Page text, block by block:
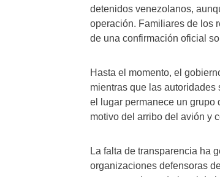
detenidos venezolanos,
operación. Familiares de los
de una confirmación oficial
Hasta el momento, el
mientras que las
el lugar permanece un grupo
motivo del arribo del avión y
La falta de transparencia ha
organizaciones defensoras